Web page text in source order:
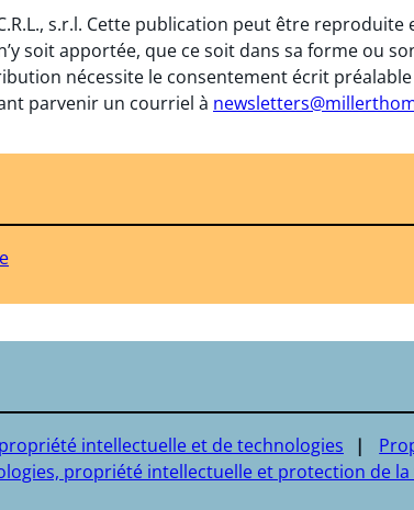
s.r.l. Cette publication peut être
soit apportée, que ce soit dans sa forme ou
nécessite le consentement écrit préalable
parvenir un courriel à
intellectuelle et de technologies
propriété intellectuelle et protection de la